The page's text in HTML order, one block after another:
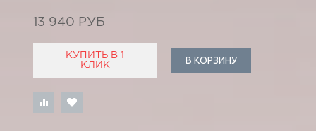
13 940 РУБ
КУПИТЬ В 1
КЛИК
В КОРЗИНУ